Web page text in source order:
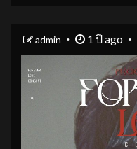
admin 1 ปี ago